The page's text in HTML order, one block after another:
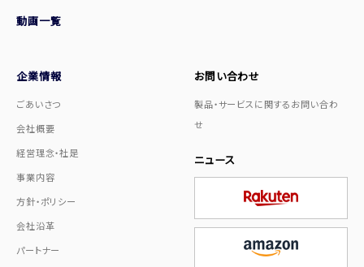
動画一覧
企業情報
ごあいさつ
会社概要
経営理念・社是
事業内容
方針・ポリシー
会社沿革
パートナー
お問い合わせ
製品・サービスに関するお問い合わ
せ
ニュース